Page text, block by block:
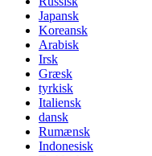
Japansk
Koreansk
Arabisk
Irsk
Græsk
tyrkisk
Italiensk
dansk
Rumænsk
Indonesisk